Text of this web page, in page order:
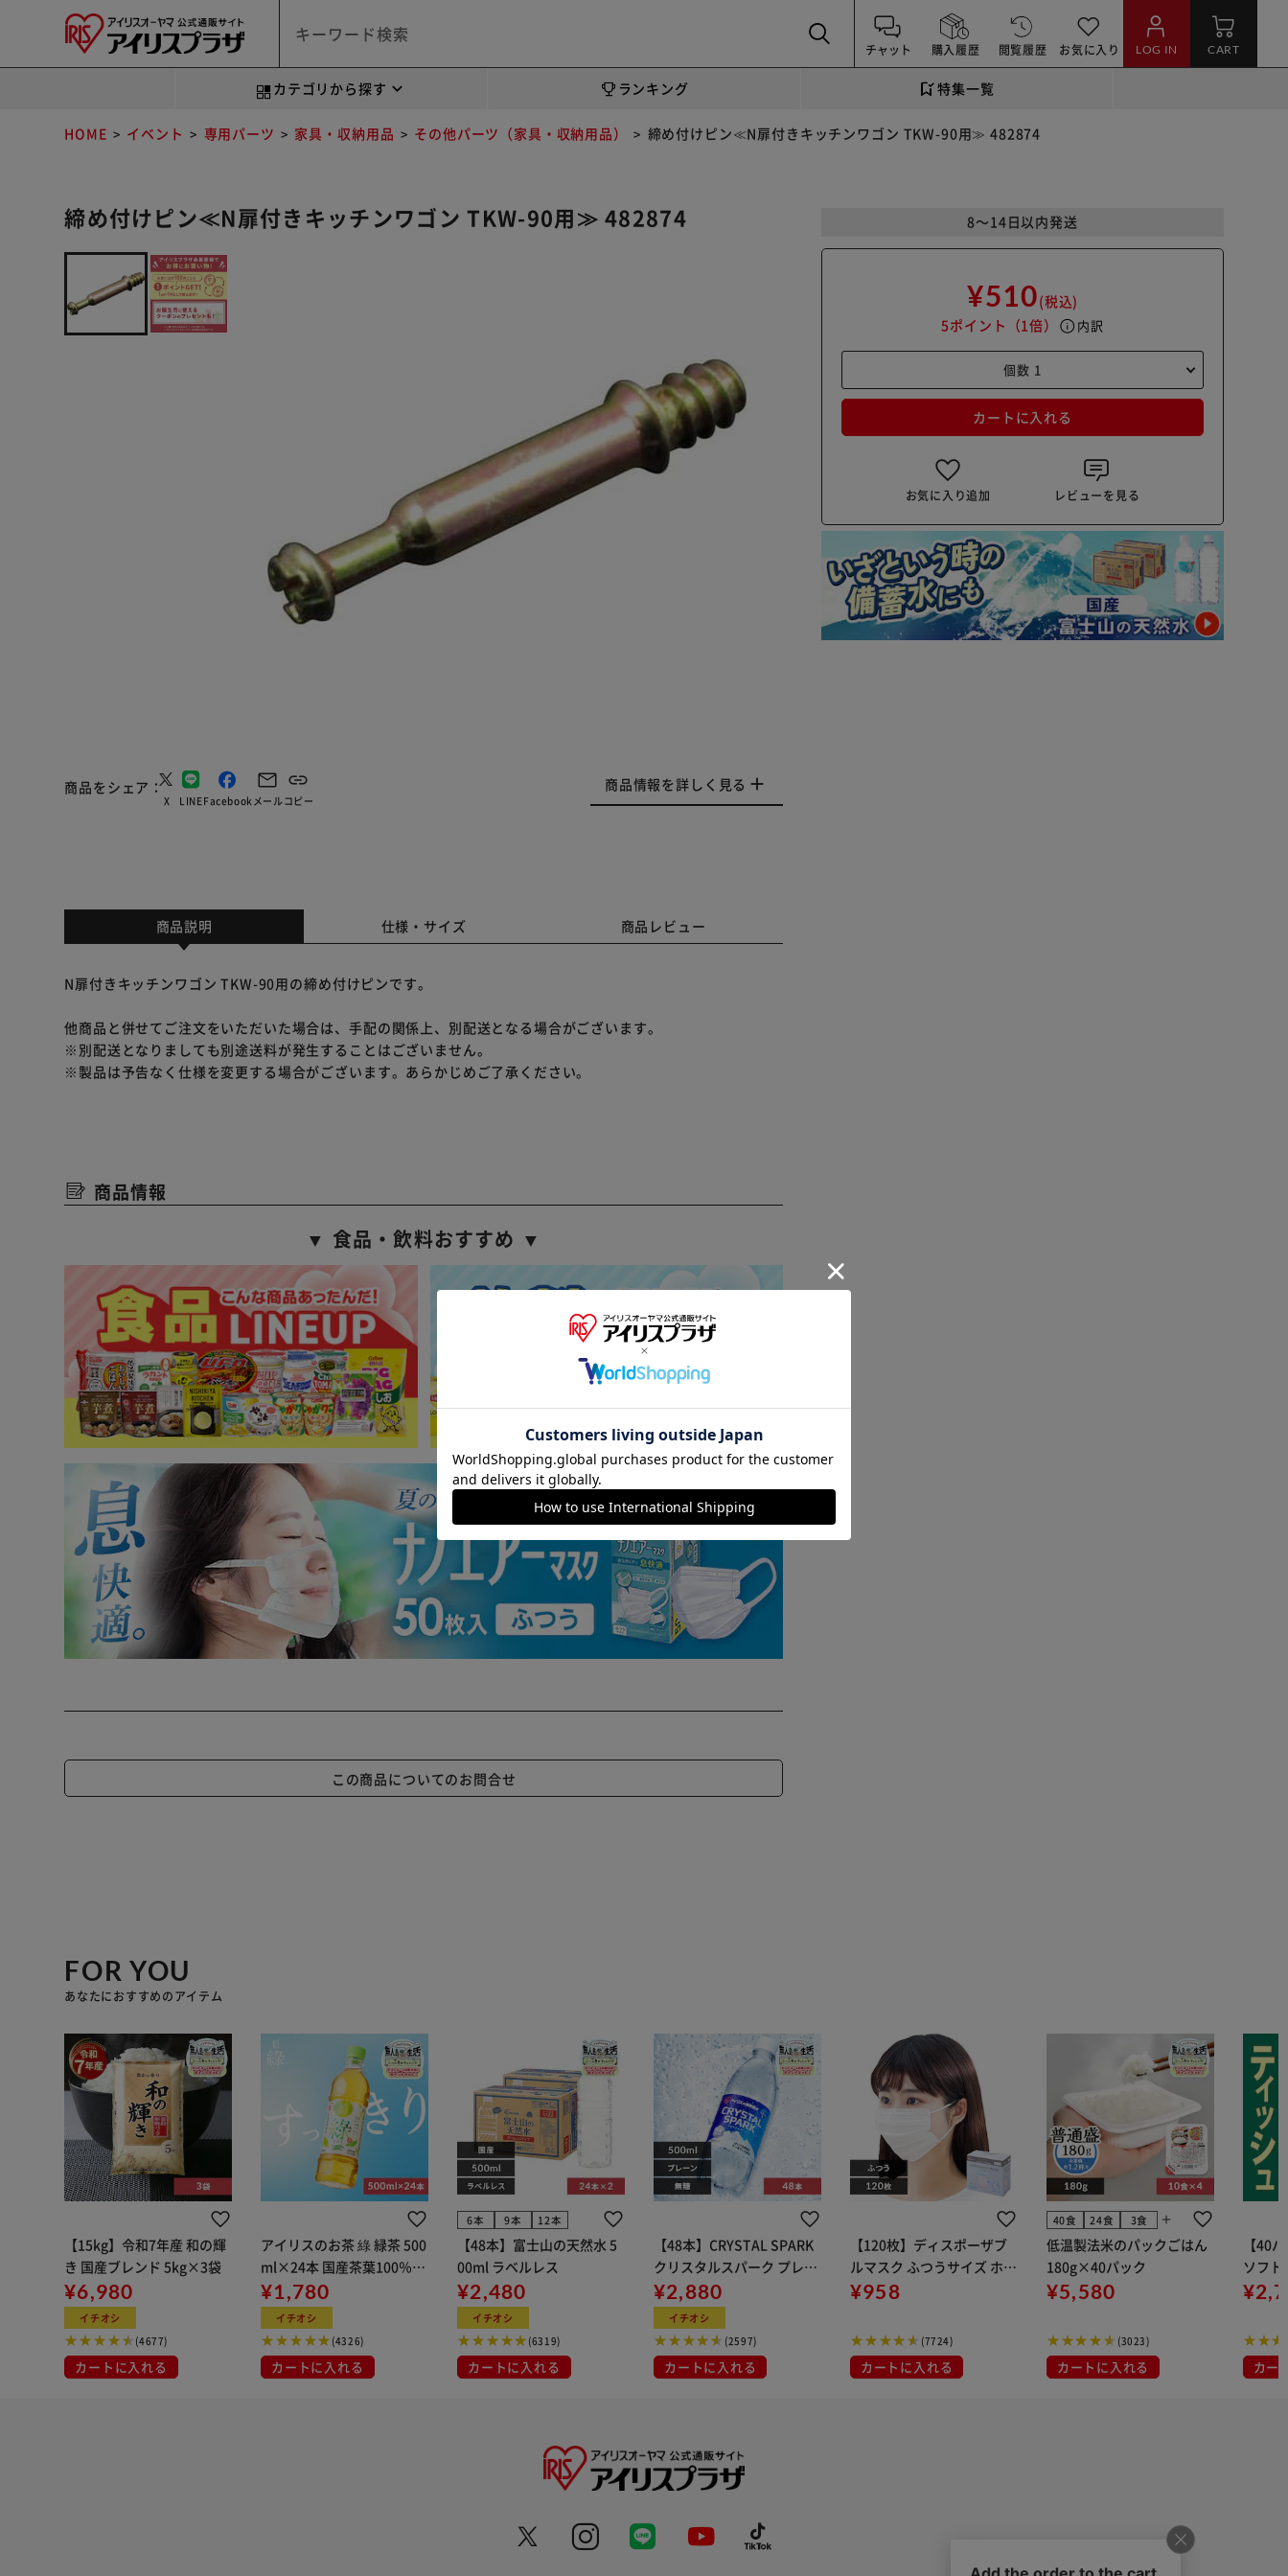
チャット 購入履歴 閲覧履歴 お気に入り LOG IN CART
カテゴリから探す ランキング 特集一覧
HOME イベント 専用パーツ 家具・収納用品 その他パーツ（家具・収納用品） 締め付けピン≪N扉付きキッチンワゴン TKW-90用≫ 482874
締め付けピン≪N扉付きキッチンワゴン TKW-90用≫ 482874
商品をシェア
X LINEFacebook メールコピー
商品情報を詳しく見る
8～14日以内発送
¥510(税込)
5ポイント （1倍） info 内訳
カートに入れる
お気に入り追加 レビューを見る
商品説明 仕様・サイズ 商品レビュー
N扉付きキッチンワゴン TKW-90用の締め付けピンです。
他商品と併せてご注文をいただいた場合は、手配の関係上、別配送となる場合がございます。
※別配送となりましても別途送料が発生することはございません。
※製品は予告なく仕様を変更する場合がございます。あらかじめご了承ください。
商品情報
▼ 食品・飲料おすすめ ▼
この商品についてのお問合せ
FOR YOU
あなたにおすすめのアイテム
【15kg】令和7年産 和の輝
き 国産ブレンド 5kg×3袋
¥6,980
イチオシ
(4677)
カートに入れる
アイリスのお茶 綠 緑茶 500
ml×24本 国産茶葉100％使
用
¥1,780
イチオシ
(4326)
カートに入れる
6本 9本 12本
【48本】富士山の天然水 5
00ml ラベルレス
¥2,480
イチオシ
(6319)
カートに入れる
【48本】CRYSTAL SPARK
クリスタルスパーク プレー
ン 500ml
¥2,880
イチオシ
(2597)
カートに入れる
【120枚】ディスポーザブ
ルマスク ふつうサイズ ホワ
イト 大容量 DISPOSABLE
布
¥958
(7724)
カートに入れる
40食 24食 3食 add
低温製法米のパックごはん
180g×40パック
¥5,580
(3023)
カートに入れる
【40
ソフ
組) 5
カー
※ご確認ください